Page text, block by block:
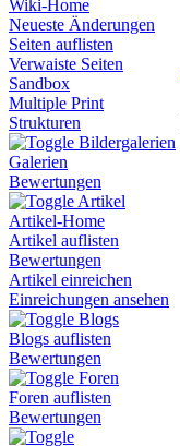
Wiki-Home
Neueste Änderungen
Seiten auflisten
Verwaiste Seiten
Sandbox
Multiple Print
Strukturen
Bildergalerien
Galerien
Bewertungen
Artikel
Artikel-Home
Artikel auflisten
Bewertungen
Artikel einreichen
Einreichungen ansehen
Blogs
Blogs auflisten
Bewertungen
Foren
Foren auflisten
Bewertungen